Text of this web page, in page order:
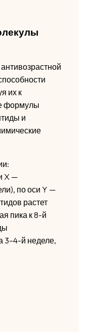
их к
формулы
и
X —
по оси Y —
растет
пика к 8-й
3–4-й неделе,